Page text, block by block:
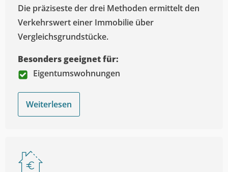
Die präziseste der drei Methoden ermittelt den
Verkehrswert einer Immobilie über
Vergleichsgrundstücke.
Besonders geeignet für:
Eigentumswohnungen
Weiterlesen